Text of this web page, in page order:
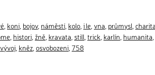
koni bojov, náměstí kolo i le vna průmysl charita
histori žně kravata still trick karlín humanita
vývoj kněz osvobozeni 758